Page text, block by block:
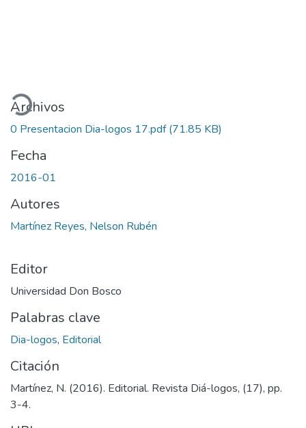
Archivos
0 Presentacion Dia-logos 17.pdf(71.85 KB)
Fecha
2016-01
Autores
Martínez Reyes, Nelson Rubén
Editor
Universidad Don Bosco
Palabras clave
Dia-logos, Editorial
Citación
Martínez, N. (2016). Editorial. Revista Diá-logos, (17), pp.
3-4.